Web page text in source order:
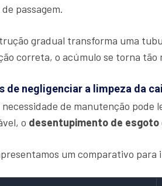
passagem.
gradual transforma uma
correta, o acúmulo se torna tão
de negligenciar a limpeza da
de manutenção pode
o desentupimento de esgoto
um comparativo